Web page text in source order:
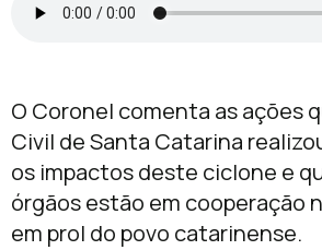
O Coronel comenta as ações
Civil de Santa Catarina
os impactos deste ciclone e
órgãos estão em cooperação
em prol do povo catarinense.